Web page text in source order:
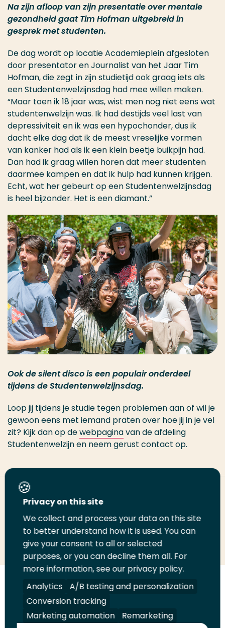
Na zijn afloop van zijn presentatie over mentale
gezondheid gaat Tim Hofman uitgebreid in
gesprek met studenten.
De dag wordt op locatie Academieplein afgesloten
door presentator en Journalist van het Jaar Tim
Hofman, die zegt in zijn studietijd ook graag iets als
een Studentenwelzijnsdag had mee willen maken.
“Maar toen ik 18 jaar was, wist men nog niet eens wat
studentenwelzijn was. Ik had destijds veel last van
depressiviteit en ik was een hypochonder, dus ik
dacht elke dag dat ik de meest vreselijke vormen
van kanker had als ik een klein beetje buikpijn had.
Dan had ik graag willen horen dat meer studenten
daarmee kampen en dat ik hulp had kunnen krijgen.
Echt, wat her gebeurt op een Studentenwelzijnsdag
is heel bijzonder. Het is een diamant.”
Ook de silent disco is een populair onderdeel
tijdens de Studentenwelzijnsdag.
Loop jij tijdens je studie tegen problemen aan of wil je
gewoon eens met iemand praten over hoe jij in je vel
zit? Kijk dan op dewebpaginavan de afdeling
Studentenwelzijn en neem gerust contact op.
Deel deze pagina
Deel
LinkedIn
Deel
op
Twitter
Deel
op
Facebook
Email
deze
pagina
Print
deze
pagina
Volg
ons
op
LinkedIn
Volg
ons
op
Facebook
Volg
ons
op
YouTube
Volg
ons
op
Instagram
Juridisch Security A-Z Index
Contact
Privacy on this site
We collect and process your data on this site
to better understand how it is used. You can
give your consent to all or selected
purposes, or you can decline them all. For
more information, see our privacy policy.
Analytics
A/B testing and personalization
Conversion tracking
Marketing automation
Remarketing